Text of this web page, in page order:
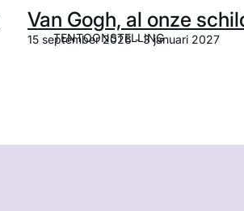
TENTOONSTELLING
Van Gogh, al onze
15 september 2026 - 3 januari 2027